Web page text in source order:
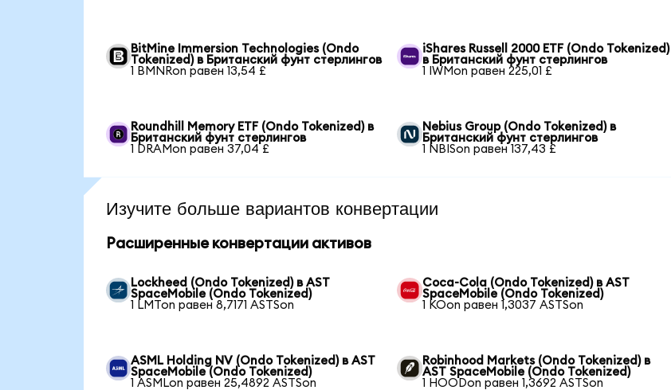
BitMine Immersion Technologies (Ondo
Tokenized) в Британский фунт стерлингов
1 BMNRon равен 13,54 £
iShares Russell 2000 ETF (Ondo Tokenized)
в Британский фунт стерлингов
1 IWMon равен 225,01 £
Roundhill Memory ETF (Ondo Tokenized) в
Британский фунт стерлингов
1 DRAMon равен 37,04 £
Nebius Group (Ondo Tokenized) в
Британский фунт стерлингов
1 NBISon равен 137,43 £
Изучите больше вариантов конвертации
Расширенные конвертации активов
Lockheed (Ondo Tokenized) в AST
SpaceMobile (Ondo Tokenized)
1 LMTon равен 8,7171 ASTSon
Coca-Cola (Ondo Tokenized) в AST
SpaceMobile (Ondo Tokenized)
1 KOon равен 1,3037 ASTSon
ASML Holding NV (Ondo Tokenized) в AST
SpaceMobile (Ondo Tokenized)
1 ASMLon равен 25,4892 ASTSon
Robinhood Markets (Ondo Tokenized) в
AST SpaceMobile (Ondo Tokenized)
1 HOODon равен 1,3692 ASTSon